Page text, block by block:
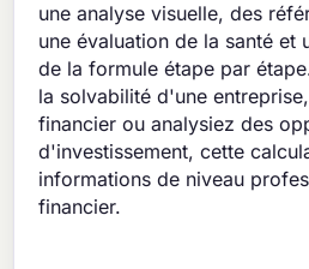
une analyse visuelle, des
une évaluation de la santé et
de la formule étape par
la solvabilité d'une
financier ou analysiez des
d'investissement, cette
informations de niveau
financier.